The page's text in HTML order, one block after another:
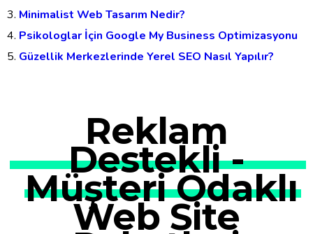
Minimalist Web Tasarım Nedir?
Psikologlar İçin Google My Business Optimizasyonu
Güzellik Merkezlerinde Yerel SEO Nasıl Yapılır?
Reklam
Destekli -
Müşteri Odaklı
Web Site